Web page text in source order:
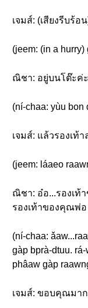
เจมส์: (เสียงรีบร้
(jeem: (in a
ณิชา: อยู่บนโต๊ะค่ะ
(ní-chaa: yùu bon
เจมส์: แล้วรองเท้
(jeem: láaeo
ณิชา: อ๋อ...รองเท้
รองเท้าของคุณพ่
(ní-chaa:
gàp bprà-dtuu.
phâaw gàp
เจมส์: ขอบคุณมา